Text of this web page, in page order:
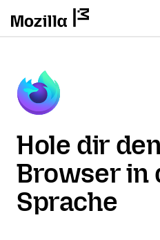
Hole dir
Browser in
Sprache